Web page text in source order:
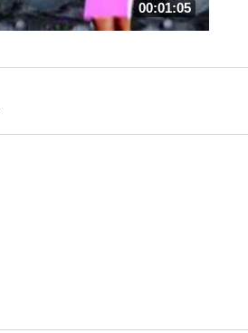
00:01:05